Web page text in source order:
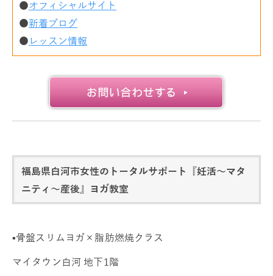
●オフィシャルサイト
●新着ブログ
●レッスン情報
福島県白河市女性のトータルサポート『妊活～マタ
ニティ～産後』ヨガ教室
▪️骨盤スリムヨガ×脂肪燃焼クラス
マイタウン白河 地下1階